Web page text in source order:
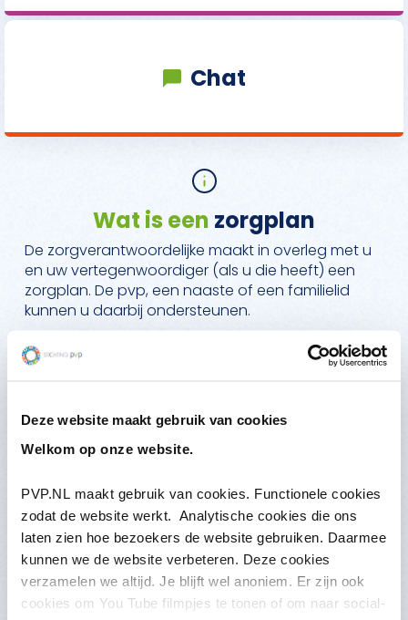
Deze website maakt gebruik van cookies
Welkom op onze website.
PVP.NL maakt gebruik van cookies. Functionele cookies
zodat de website werkt. Analytische cookies die ons
laten zien hoe bezoekers de website gebruiken. Daarmee
kunnen we de website verbeteren. Deze cookies
verzamelen we altijd. Je blijft wel anoniem. Er zijn ook
cookies om You Tube filmpjes te tonen of om naar social-
Chat
Wat is een zorgplan
De zorgverantwoordelijke maakt in overleg met u
en uw vertegenwoordiger (als u die heeft) een
zorgplan. De pvp, een naaste of een familielid
kunnen u daarbij ondersteunen.
De zorgverantwoordelijke schrijft in het zorgplan
onder andere welke diagnose u heeft, en welke
stoppen. En hoe lang hij denkt dat deze zorg
nodig is. Hij schrijft er ook in hoe hij rekening houdt
met uw wensen zoals die in de zorgkaart staan. Of
De zorgverantwoordelijke kan met verschillende
personen praten, voordat hij het zorgplan maakt.
Bijvoorbeeld met uw familie, naasten en
zorgverleners die voor u zorgen, de huisarts,
deskundigen en de gemeente. Wilt u niet dat de
zorgverantwoordelijke met uw familie praat, dan